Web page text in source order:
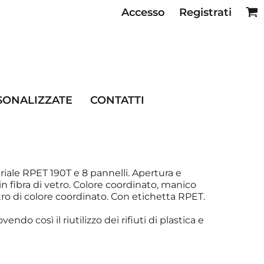
Accesso Registrati
CONTATTI
RPET 190T e 8 pannelli. Apertura e
fibra di vetro. Colore coordinato, manico
di colore coordinato. Con etichetta RPET.
così il riutilizzo dei rifiuti di plastica e